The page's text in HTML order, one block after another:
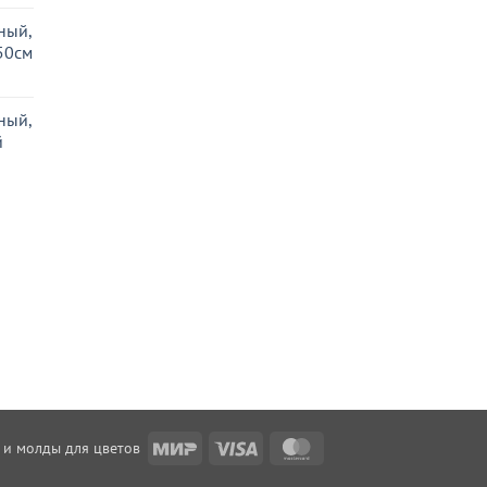
молды для цветов Mir Visa